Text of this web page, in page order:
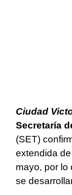
Ciudad
Secretaría
(SET)
extendida
mayo, por lo
se